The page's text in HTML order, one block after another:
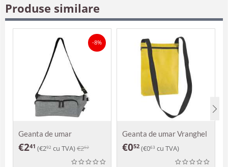
Produse similare
-8%
Geanta de umar
Alexandra
€241 (€292 cu TVA)€262
Geanta de umar Vranghel
€052 (€063 cu TVA)